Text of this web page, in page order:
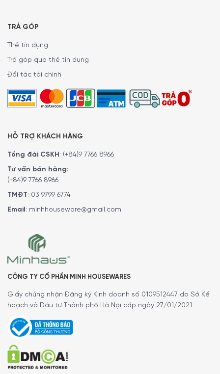
TRẢ GÓP
Thẻ tín dụng
Trả góp qua thẻ tín dụng
Đối tác tài chính
HỖ TRỢ KHÁCH HÀNG
Tổng đài CSKH : (+84)9 7766 8966
Tư vấn bán hàng:
(+84)9 7766 8966
TMĐT: 03 9799 6774
Email : minhhouseware@gmail.com
CÔNG TY CỔ PHẦN MINH HOUSEWARES
Giấy chứng nhận Đăng ký Kinh doanh số 0109512447 do Sở Kế
hoạch và Đầu tư Thành phố Hà Nội cấp ngày 27/01/2021